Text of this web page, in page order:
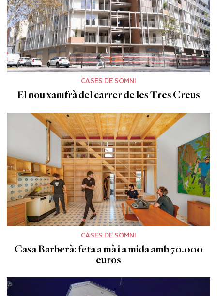
CASES DE SOMNI
El nou xamfrà del carrer de les Tres Creus
CASES DE SOMNI
Casa Barberà: feta a mà i a mida amb 70.000
euros